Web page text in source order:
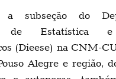
a subseção do
de Estatística e
(Dieese) na CNM-
Alegre e região,